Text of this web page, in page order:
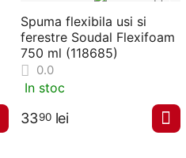
Spuma flexibila usi si
ferestre Soudal Flexifoam
750 ml (118685)
0.0
In stoc
3390 lei